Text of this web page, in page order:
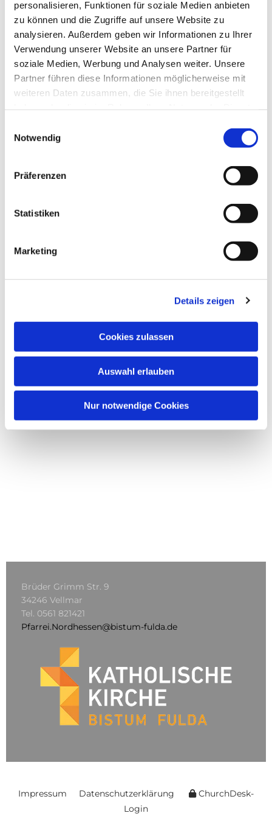
personalisieren, Funktionen für soziale Medien anbieten
zu können und die Zugriffe auf unsere Website zu
analysieren. Außerdem geben wir Informationen zu Ihrer
Verwendung unserer Website an unsere Partner für
soziale Medien, Werbung und Analysen weiter. Unsere
Partner führen diese Informationen möglicherweise mit
weiteren Daten zusammen, die Sie ihnen bereitgestellt
Notwendig
Präferenzen
Statistiken
Marketing
Details zeigen
Cookies zulassen
Auswahl erlauben
Nur notwendige Cookies
Dies könnte Sie auch
Brüder Grimm Str. 9
34246 Vellmar
Tel. 0561 821421
Pfarrei.Nordhessen@bistum-fulda.de
Impressum Datenschutzerklärung
ChurchDesk-
Login